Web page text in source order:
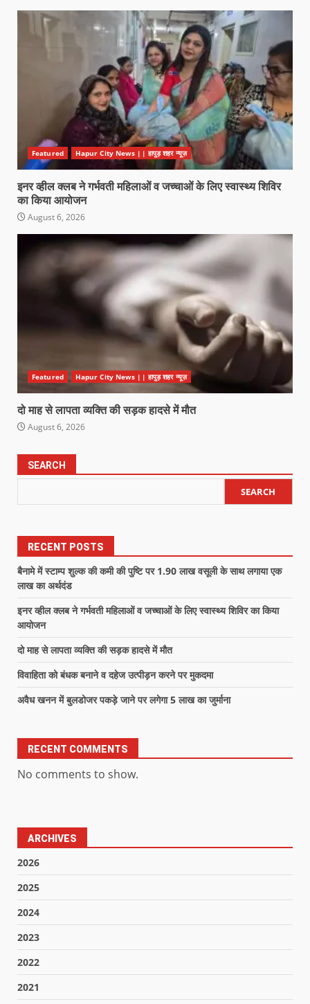
Featured Hapur City News || हापुड़ शहर न्यूज़
इनर व्हील क्लब ने गर्भवती महिलाओं व जच्चाओं के लिए स्वास्थ्य शिविर
का किया आयोजन
August 6, 2026
Featured Hapur City News || हापुड़ शहर न्यूज़
दो माह से लापता व्यक्ति की सड़क हादसे में मौत
August 6, 2026
SEARCH
SEARCH
RECENT POSTS
बैनामे में स्टाम्प शुल्क की कमी की पुष्टि पर 1.90 लाख वसूली के साथ लगाया एक
लाख का अर्थदंड
इनर व्हील क्लब ने गर्भवती महिलाओं व जच्चाओं के लिए स्वास्थ्य शिविर का किया
आयोजन
दो माह से लापता व्यक्ति की सड़क हादसे में मौत
विवाहिता को बंधक बनाने व दहेज उत्पीड़न करने पर मुकदमा
अवैध खनन में बुलडोजर पकड़े जाने पर लगेगा 5 लाख का जुर्माना
RECENT COMMENTS
No comments to show.
ARCHIVES
2026
2025
2024
2023
2022
2021